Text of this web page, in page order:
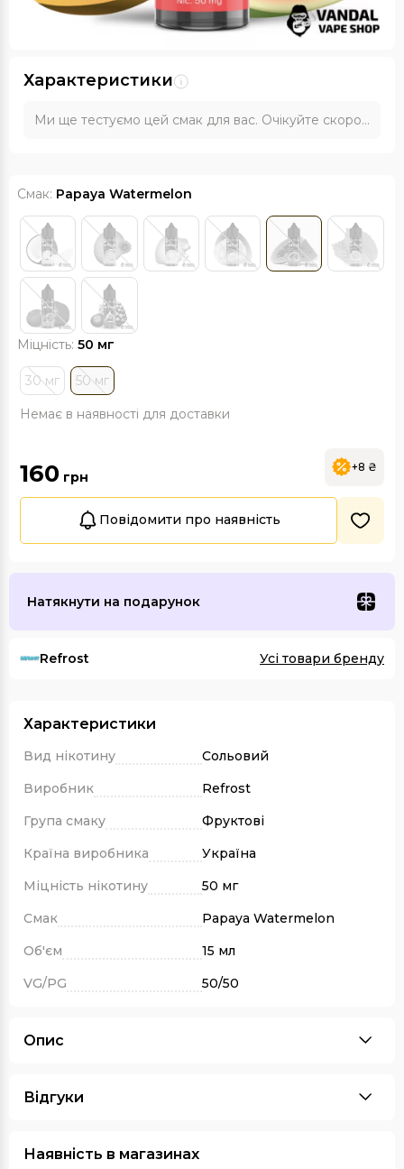
Характеристики
Ми ще тестуємо цей смак для вас. Очікуйте скоро...
Смак: Papaya Watermelon
Міцність: 50 мг
30 мг 50 мг
Немає в наявності для доставки
160 грн
+8 ₴
Повідомити про наявність
Натякнути на подарунок
Refrost Усі товари бренду
Характеристики
Вид нікотину
Сольовий
Виробник
Refrost
Група смаку
Фруктові
Країна виробника
Україна
Міцність нікотину
50 мг
Смак
Papaya Watermelon
Об'єм
15 мл
VG/PG
50/50
Опис
Відгуки
Наявність в магазинах